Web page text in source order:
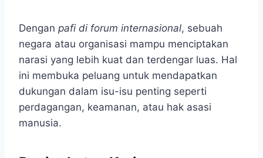
Dengan pafi di forum internasional, sebuah
negara atau organisasi mampu menciptakan
narasi yang lebih kuat dan terdengar luas. Hal
ini membuka peluang untuk mendapatkan
dukungan dalam isu-isu penting seperti
perdagangan, keamanan, atau hak asasi
manusia.